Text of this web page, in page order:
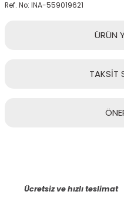
Ref. No: INA-559019621
ÜRÜN
TAKSİT
Ücretsiz ve hızlı teslimat